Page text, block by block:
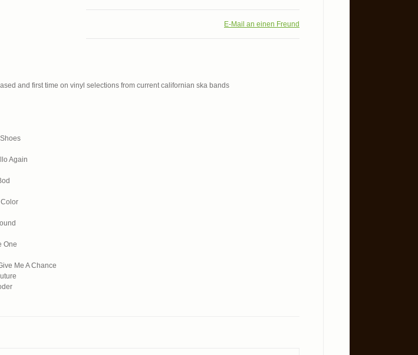
E-Mail an einen Freund
and first time on vinyl selections from current californian ska bands
Again
One
Me A Chance